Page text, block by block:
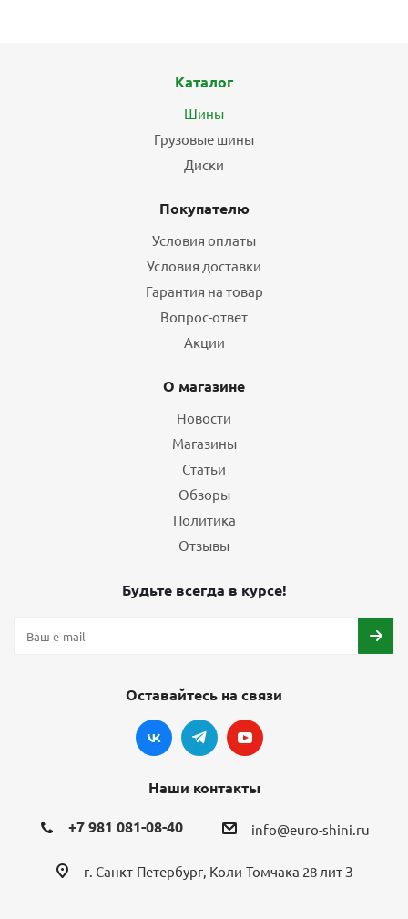
Каталог
Шины
Грузовые шины
Диски
Покупателю
Условия оплаты
Условия доставки
Гарантия на товар
Вопрос-ответ
Акции
О магазине
Новости
Магазины
Статьи
Обзоры
Политика
Отзывы
Будьте всегда в курсе!
Оставайтесь на связи
Наши контакты
+7 981 081-08-40 info@euro-shini.ru
г. Санкт-Петербург, Коли-Томчака 28 лит З